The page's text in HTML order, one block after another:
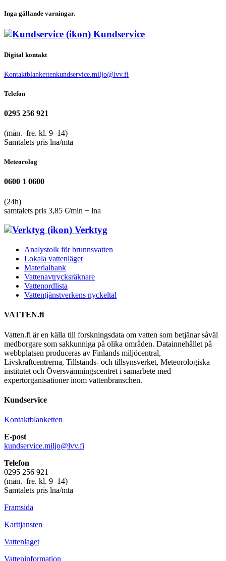
Inga gällande varningar.
Kundservice
Digital kontakt
Kontaktblankettenkundservice.miljo@lvv.fi
Telefon
0295 256 921
(mån.–fre. kl. 9–14)
Samtalets pris lna/mta
Meteorolog
0600 1 0600
(24h)
samtalets pris 3,85 €/min + lna
Verktyg
Analystolk för brunnsvatten
Lokala vattenläget
Materialbank
Vattenavtrycksräknare
Vattenordlista
Vattentjänst­verkens nyckeltal
VATTEN.fi
Vatten.fi är en källa till forskningsdata om vatten som betjänar såväl
medborgare som sakkunniga på olika områden. Datainnehållet på
webbplatsen produceras av Finlands miljöcentral,
Livskraftcentrerna, Tillstånds- och tillsynsverket, Meteorologiska
institutet och Översvämningscentret i samarbete med
expertorganisationer inom vattenbranschen.
Kundservice
Kontaktblanketten
E-post
kundservice.miljo@lvv.fi
Telefon
0295 256 921
(mån.–fre. kl. 9–14)
Samtalets pris lna/mta
Framsida
Karttjansten
Vattenlaget
Vatteninformation